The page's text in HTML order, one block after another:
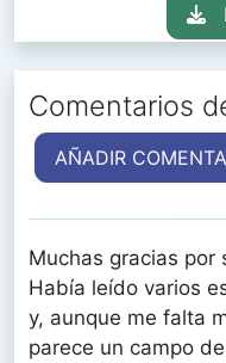
Comentarios
AÑADIR
Muchas gracias por
Había leído varios
y, aunque me falta
parece un campo